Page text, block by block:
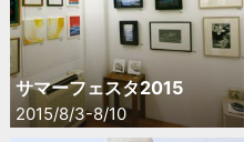
サマーフェスタ2015
2015/8/3-8/10